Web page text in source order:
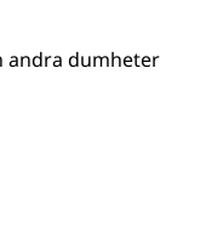
andra dumheter